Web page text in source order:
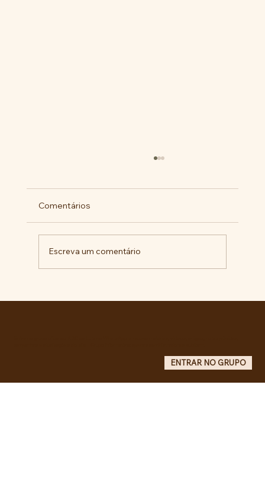
Comentários
Escreva um comentário
ENTRAR NO GRUPO